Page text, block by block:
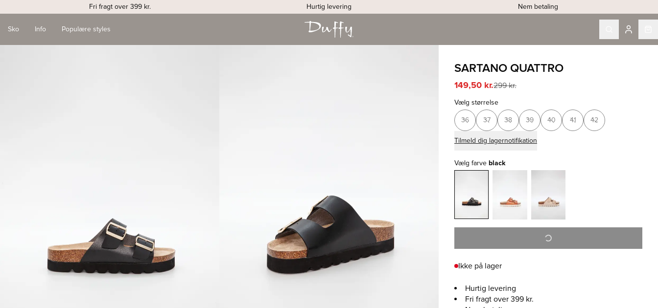
Fri fragt over 399 kr. Hurtig levering Nem betaling
Sko Info Populære styles
SARTANO QUATTRO
149,50 kr.299 kr.
Vælg størrelse
36 37 38 39 40 41 42
Tilmeld dig lagernotifikation
Vælg farve black
Ikke på lager
Hurtig levering
Fri fragt over 399 kr.